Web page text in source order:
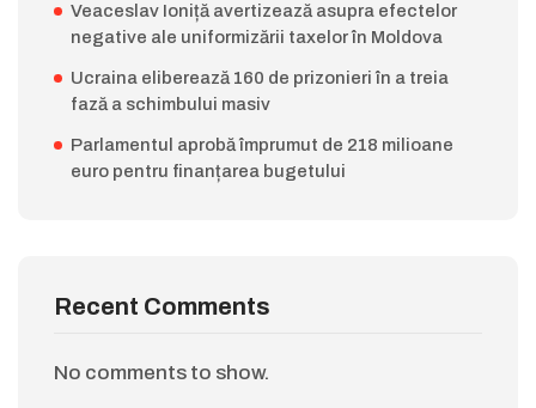
Veaceslav Ioniță avertizează asupra efectelor
negative ale uniformizării taxelor în Moldova
Ucraina eliberează 160 de prizonieri în a treia
fază a schimbului masiv
Parlamentul aprobă împrumut de 218 milioane
euro pentru finanțarea bugetului
Recent Comments
No comments to show.